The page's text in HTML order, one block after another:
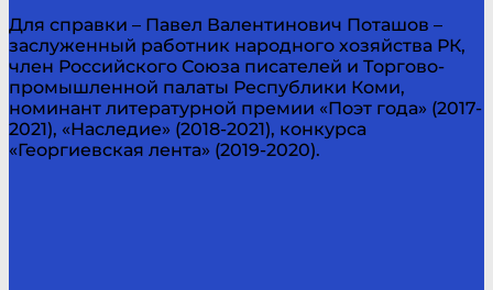
Для справки – Павел Валентинович Поташов –
заслуженный работник народного хозяйства РК,
член Российского Союза писателей и Торгово-
промышленной палаты Республики Коми,
номинант литературной премии «Поэт года» (2017-
2021), «Наследие» (2018-2021), конкурса
«Георгиевская лента» (2019-2020).